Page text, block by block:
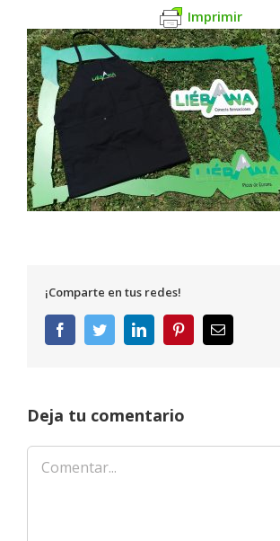
Imprimir
¡Comparte en tus redes!
FacebookTwitterLinkedInPinterestCorreo
electrónico
Deja tu comentario
Comentar